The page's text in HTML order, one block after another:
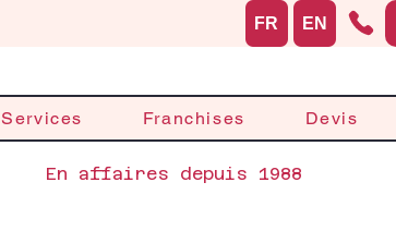
Services Franchises Devis
En affaires depuis 1988
FR EN